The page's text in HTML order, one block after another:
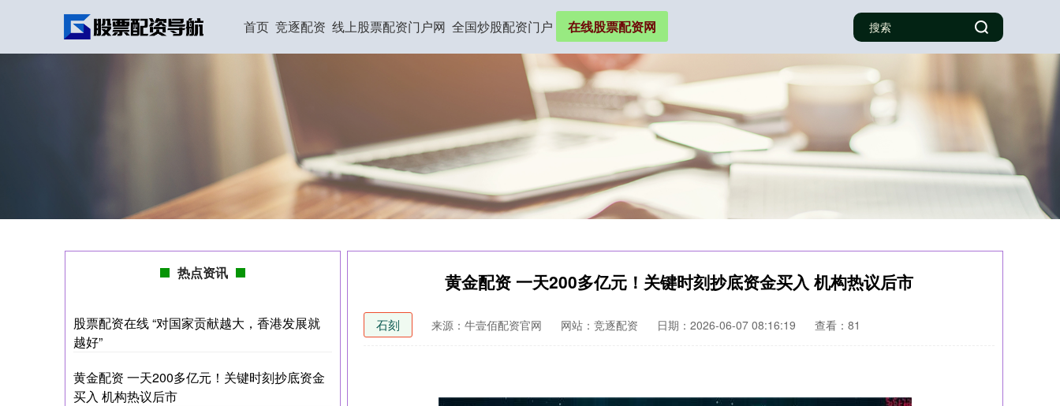
首页 竞逐配资 线上股票配资门户网 全国炒股配资门户 在线股票配资网
黄金配资 一天200多亿元！关键时刻抄底资金买入 机构热议后市
石刻 来源：牛壹佰配资官网 网站：竞逐配资 日期：2026-06-07 08:16:19 查看：81
热点资讯
股票配资在线 “对国家贡献越大，香港发展就
越好”
黄金配资 一天200多亿元！关键时刻抄底资金
买入 机构热议后市